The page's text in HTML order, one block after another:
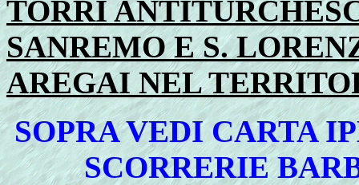
TORRI
SANREMO E S.
AREGAI NEL
SOPRA VEDI CARTA
SCORRERIE